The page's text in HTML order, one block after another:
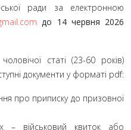
ради за електронною
до 14 червня 2026
статі (23-60 років)
документи у форматі pdf:
про приписку до призовної
– військовий квиток або